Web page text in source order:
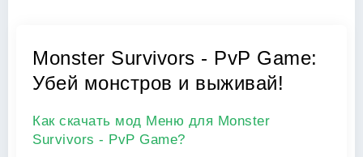
Monster Survivors - PvP Game:
Убей монстров и выживай!
Как скачать мод Меню для Monster
Survivors - PvP Game?